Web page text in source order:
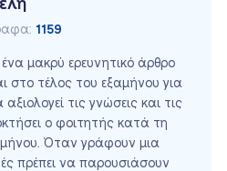
1159
ένα μακρύ ερευνητικό άρθρο
στο τέλος του εξαμήνου για
τις γνώσεις και τις
ο φοιτητής κατά τη
Όταν γράφουν μια
πρέπει να παρουσιάσουν